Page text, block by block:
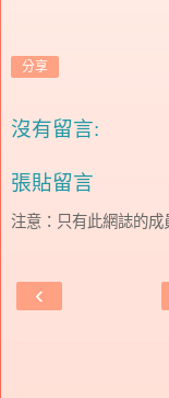
分享
沒有留言:
張貼留言
注意：只有此網誌的成
‹